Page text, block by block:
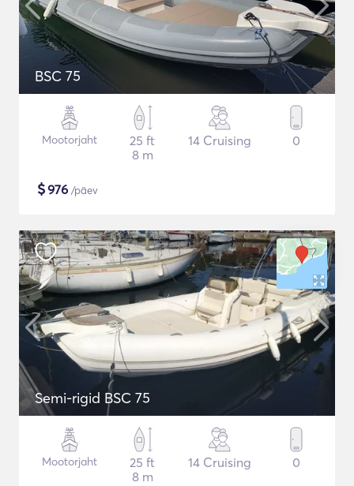
BSC 75
Mootorjaht
25 ft
8 m
14 Cruising 0
$976 /päev
Semi-rigid BSC 75
Mootorjaht
25 ft
8 m
14 Cruising 0